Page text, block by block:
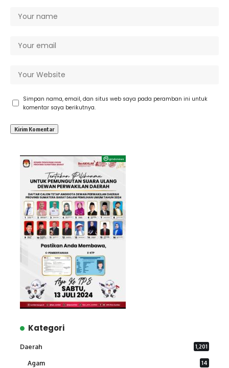
Simpan nama, email, dan situs web saya pada peramban ini untuk
komentar saya berikutnya.
Kategori
Daerah 1,201
Agam 14